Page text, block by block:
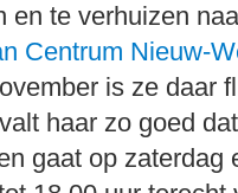
en te verhuizen
Centrum Nieuw-
is ze daar
haar zo goed
gaat op zaterdag